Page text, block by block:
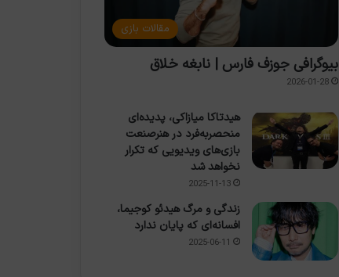
مقالات بازی
بیوگرافی جوزف فارس | نابغه خلاق
2026-01-28
هیدتاکا میازاکی، پدیده‌ای
منحصربه‌فرد در هنرصنعت
بازی‌های ویدیویی که تکرار
نخواهد شد
2025-11-13
زندگی و مرگ هیدئو کوجیما،
افسانه‌ای که پایان ندارد
2025-06-11